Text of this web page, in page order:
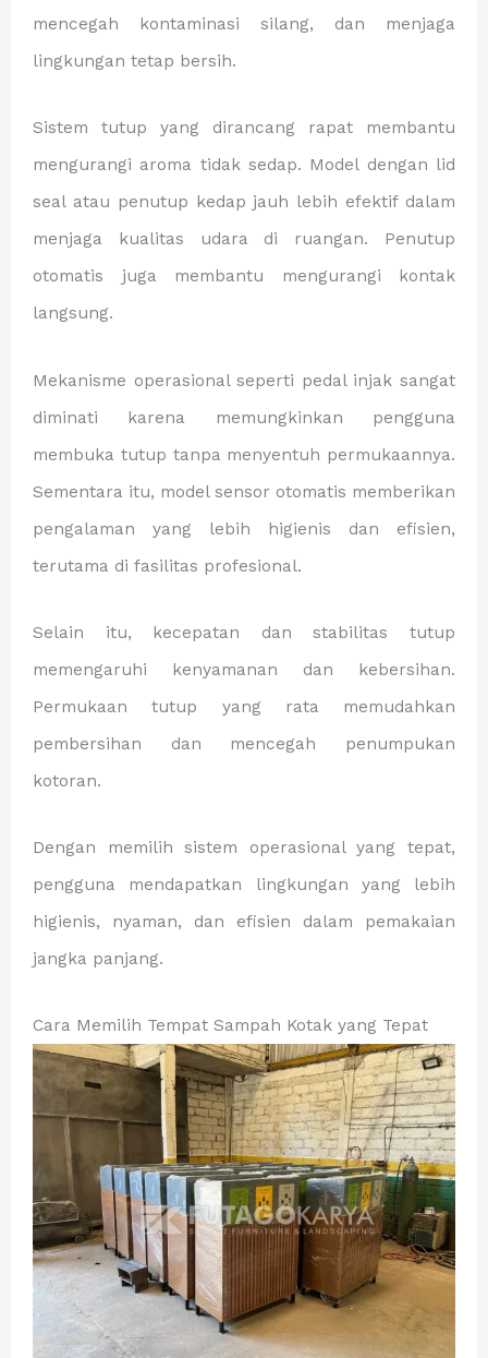
mencegah kontaminasi silang, dan menjaga
lingkungan tetap bersih.
Sistem tutup yang dirancang rapat membantu
mengurangi aroma tidak sedap. Model dengan lid
seal atau penutup kedap jauh lebih efektif dalam
menjaga kualitas udara di ruangan. Penutup
otomatis juga membantu mengurangi kontak
langsung.
Mekanisme operasional seperti pedal injak sangat
diminati karena memungkinkan pengguna
membuka tutup tanpa menyentuh permukaannya.
Sementara itu, model sensor otomatis memberikan
pengalaman yang lebih higienis dan efisien,
terutama di fasilitas profesional.
Selain itu, kecepatan dan stabilitas tutup
memengaruhi kenyamanan dan kebersihan.
Permukaan tutup yang rata memudahkan
pembersihan dan mencegah penumpukan
kotoran.
Dengan memilih sistem operasional yang tepat,
pengguna mendapatkan lingkungan yang lebih
higienis, nyaman, dan efisien dalam pemakaian
jangka panjang.
Cara Memilih Tempat Sampah Kotak yang Tepat